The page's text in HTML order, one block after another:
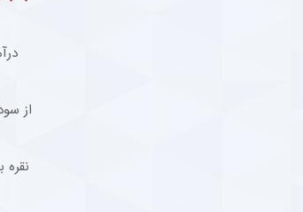
تیم فوتبال پرسپولیس در
سرمربی فصل گذشته
بیان محمودی، سرمربی فصل
از